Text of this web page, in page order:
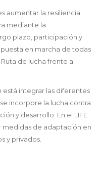
aumentar la resiliencia
mediante la
plazo, participación y
en marcha de todas
de lucha frente al
integrar las diferentes
incorpore la lucha contra
y desarrollo. En el LIFE
medidas de adaptación en
y privados.